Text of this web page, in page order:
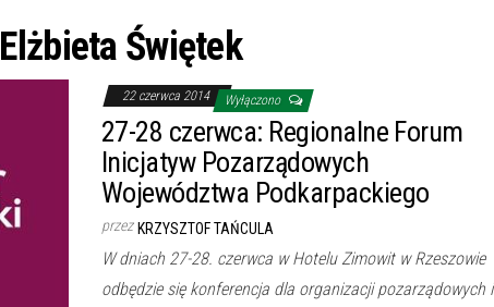
Elżbieta Świętek
22 czerwca 2014 Wyłączono
27-28 czerwca: Regionalne Forum
Inicjatyw Pozarządowych
Województwa Podkarpackiego
przez KRZYSZTOF TAŃCULA
W dniach 27-28. czerwca w Hotelu Zimowit w Rzeszowie
odbędzie się konferencja dla organizacji pozarządowych i